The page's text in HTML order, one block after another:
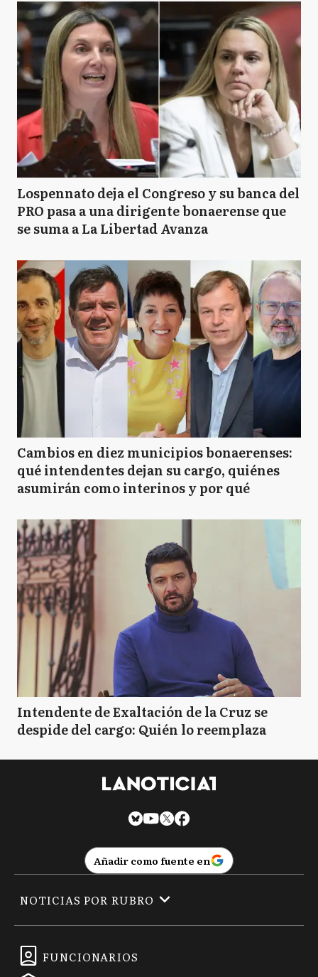
SN San Nicolás
SP San Pedro
Z Zárate
Lospennato deja el Congreso y su banca del
PRO pasa a una dirigente bonaerense que
se suma a La Libertad Avanza
Cambios en diez municipios bonaerenses:
qué intendentes dejan su cargo, quiénes
asumirán como interinos y por qué
Intendente de Exaltación de la Cruz se
despide del cargo: Quién lo reemplaza
Añadir como fuente en
FUNCIONARIOS
NOTICIAS POR RUBRO